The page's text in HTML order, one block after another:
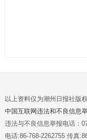
以上资料仅为潮州日报社版
中国互联网违法和不良信息
违法与不良信息举报电话：
电话:86-768-2262755 传真